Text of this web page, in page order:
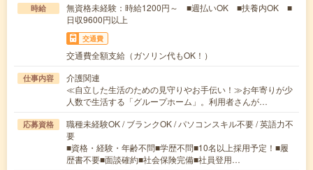
時給
無資格未経験：時給1200円～ ■週払いOK ■扶養内OK ■
日収9600円以上
交通費
交通費全額支給（ガソリン代もOK！）
仕事内容
介護関連
≪自立した生活のための見守りやお手伝い！≫お年寄りが少
人数で生活する「グループホーム」。利用者さんが…
応募資格
職種未経験OK / ブランクOK / パソコンスキル不要 / 英語力不
要
■資格・経験・年齢不問■学歴不問■10名以上採用予定！■履
歴書不要■面談確約■社会保険完備■社員登用…